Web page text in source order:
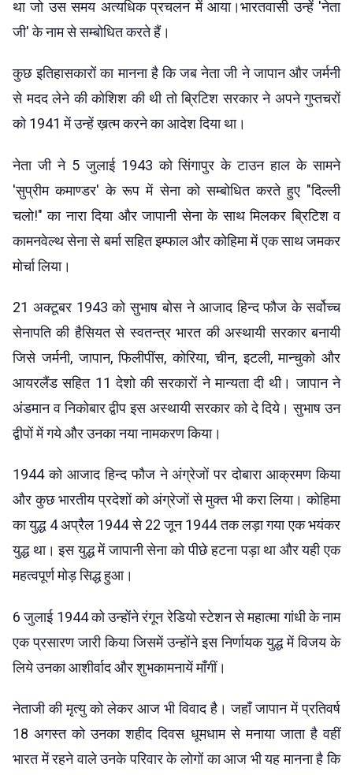
था जो उस समय अत्यधिक प्रचलन में आया।भारतवासी उन्हें 'नेता
जी' के नाम से सम्बोधित करते हैं।
कुछ इतिहासकारों का मानना है कि जब नेता जी ने जापान और जर्मनी
से मदद लेने की कोशिश की थी तो ब्रिटिश सरकार ने अपने गुप्तचरों
को 1941 में उन्हें ख़त्म करने का आदेश दिया था।
नेता जी ने 5 जुलाई 1943 को सिंगापुर के टाउन हाल के सामने
'सुप्रीम कमाण्डर' के रूप में सेना को सम्बोधित करते हुए "दिल्ली
चलो!" का नारा दिया और जापानी सेना के साथ मिलकर ब्रिटिश व
कामनवेल्थ सेना से बर्मा सहित इम्फाल और कोहिमा में एक साथ जमकर
मोर्चा लिया।
21 अक्टूबर 1943 को सुभाष बोस ने आजाद हिन्द फौज के सर्वोच्च
सेनापति की हैसियत से स्वतन्त्र भारत की अस्थायी सरकार बनायी
जिसे जर्मनी, जापान, फिलीपींस, कोरिया, चीन, इटली, मान्चुको और
आयरलैंड सहित 11 देशो की सरकारों ने मान्यता दी थी। जापान ने
अंडमान व निकोबार द्वीप इस अस्थायी सरकार को दे दिये। सुभाष उन
द्वीपों में गये और उनका नया नामकरण किया।
1944 को आजाद हिन्द फौज ने अंग्रेजों पर दोबारा आक्रमण किया
और कुछ भारतीय प्रदेशों को अंग्रेजों से मुक्त भी करा लिया। कोहिमा
का युद्ध 4 अप्रैल 1944 से 22 जून 1944 तक लड़ा गया एक भयंकर
युद्ध था। इस युद्ध में जापानी सेना को पीछे हटना पड़ा था और यही एक
महत्वपूर्ण मोड़ सिद्ध हुआ।
6 जुलाई 1944 को उन्होंने रंगून रेडियो स्टेशन से महात्मा गांधी के नाम
एक प्रसारण जारी किया जिसमें उन्होंने इस निर्णायक युद्ध में विजय के
लिये उनका आशीर्वाद और शुभकामनायें माँगीं।
नेताजी की मृत्यु को लेकर आज भी विवाद है। जहाँ जापान में प्रतिवर्ष
18 अगस्त को उनका शहीद दिवस धूमधाम से मनाया जाता है वहीं
भारत में रहने वाले उनके परिवार के लोगों का आज भी यह मानना है कि